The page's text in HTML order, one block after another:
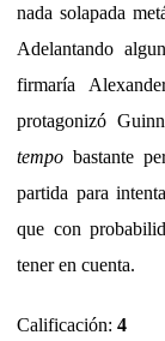
nada solapada
Adelantando
firmaría
protagonizó
tempo bastante
partida para
que con
tener en cuenta.
Calificación: 4